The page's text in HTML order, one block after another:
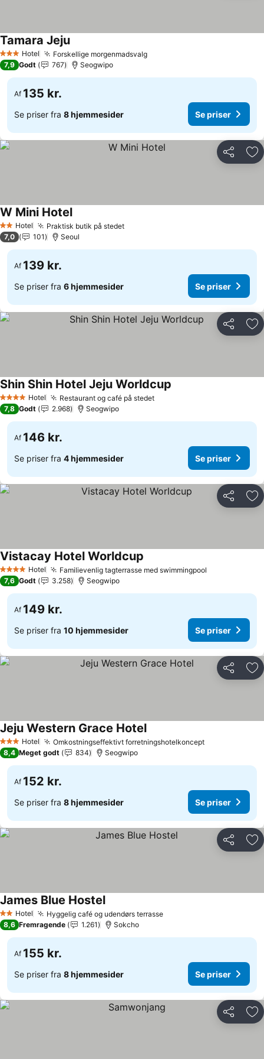
3 StjernerHotel Forskellige morgenmadsvalg
Tamara Jeju
7,9 Godt 767 Seogwipo
Af 135 kr.
Se priser fra 8 hjemmesider Se priser
Del
2 Stjerner
Hotel Praktisk butik på stedet
W Mini Hotel
7,0 101 Seoul
Af 139 kr.
Se priser fra 6 hjemmesider Se priser
Del
4 StjernerHotel Restaurant og café på stedet
Shin Shin Hotel Jeju Worldcup
7,8 Godt 2.968 Seogwipo
Af 146 kr.
Se priser fra 4 hjemmesider Se priser
Del
4 StjernerHotel Familievenlig tagterrasse med swimmingpool
Vistacay Hotel Worldcup
7,6 Godt 3.258 Seogwipo
Af 149 kr.
Se priser fra 10 hjemmesider Se priser
Del
3 StjernerHotel Omkostningseffektivt forretningshotelkoncept
Jeju Western Grace Hotel
8,4 Meget godt 834 Seogwipo
Af 152 kr.
Se priser fra 8 hjemmesider Se priser
Del
2 Stjerner
Hotel Hyggelig café og udendørs terrasse
James Blue Hostel
8,6 Fremragende 1.261 Sokcho
Af 155 kr.
Se priser fra 8 hjemmesider Se priser
Del